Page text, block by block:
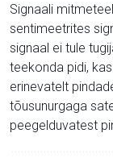
Signaali
sentimeetrites
signaal ei tule
teekonda pidi,
erinevatelt
tõusunurgaga
peegelduvatest